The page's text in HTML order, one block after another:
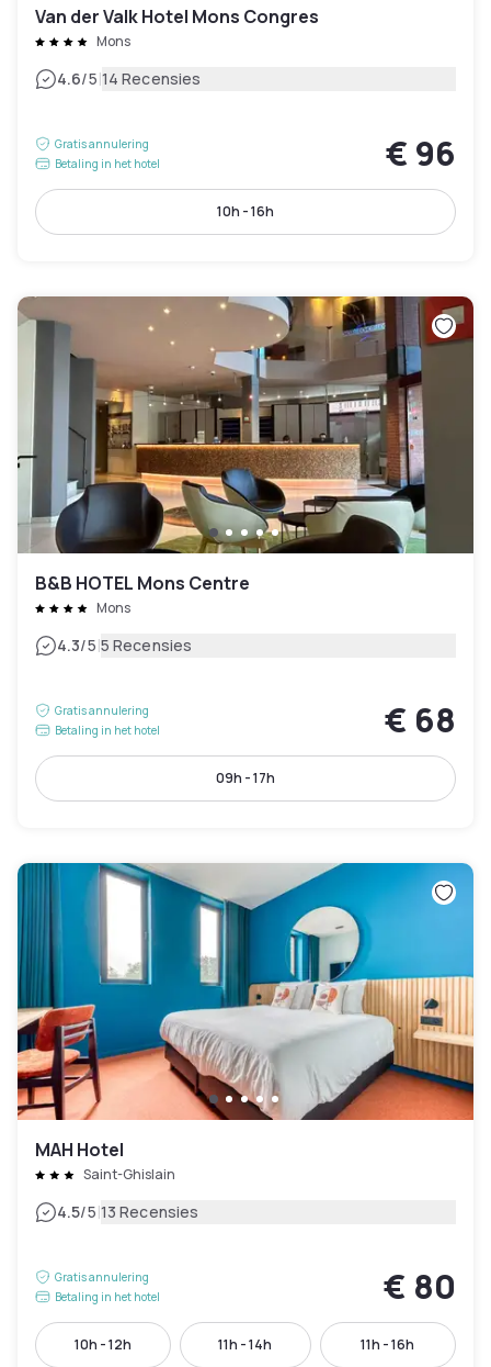
Van der Valk Hotel Mons Congres
Mons
4.6/5|14 Recensies
Gratis annulering
Betaling in het hotel
€ 96
10h - 16h
B&B HOTEL Mons Centre
Mons
4.3/5|5 Recensies
Gratis annulering
Betaling in het hotel
€ 68
09h - 17h
MAH Hotel
Saint-Ghislain
4.5/5|13 Recensies
Gratis annulering
Betaling in het hotel
€ 80
10h - 12h 11h - 14h 11h - 16h